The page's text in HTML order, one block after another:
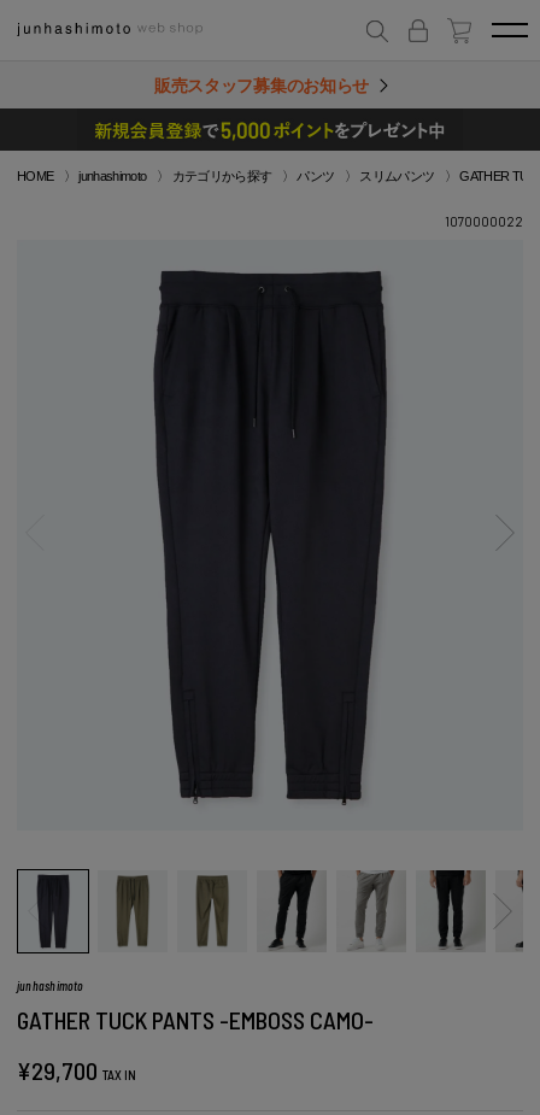
販売スタッフ募集のお知らせ
HOME junhashimoto カテゴリから探す パンツ スリムパンツ GATHER
1070000022
junhashimoto
GATHER TUCK PANTS -EMBOSS CAMO-
¥29,700 TAX IN